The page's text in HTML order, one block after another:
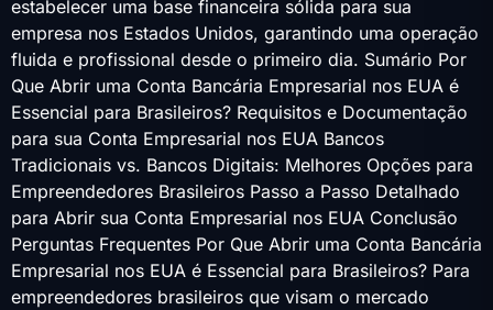
estabelecer uma base financeira sólida para sua
empresa nos Estados Unidos, garantindo uma operação
fluida e profissional desde o primeiro dia. Sumário Por
Que Abrir uma Conta Bancária Empresarial nos EUA é
Essencial para Brasileiros? Requisitos e Documentação
para sua Conta Empresarial nos EUA Bancos
Tradicionais vs. Bancos Digitais: Melhores Opções para
Empreendedores Brasileiros Passo a Passo Detalhado
para Abrir sua Conta Empresarial nos EUA Conclusão
Perguntas Frequentes Por Que Abrir uma Conta Bancária
Empresarial nos EUA é Essencial para Brasileiros? Para
empreendedores brasileiros que visam o mercado